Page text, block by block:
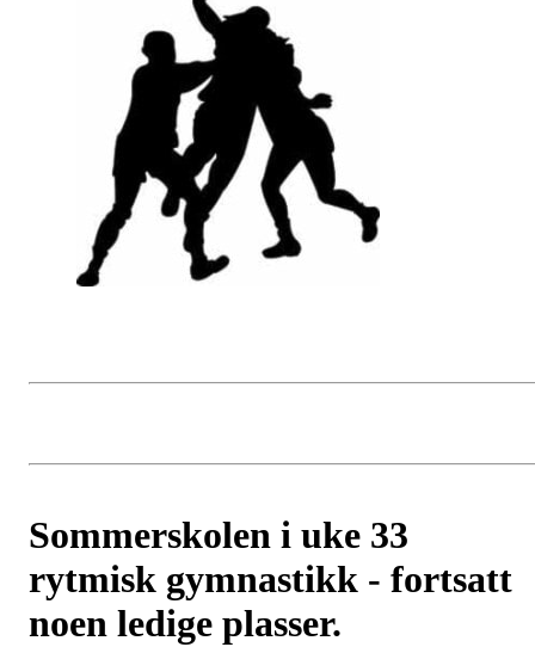
Sommerskolen i uke 33
rytmisk gymnastikk - fortsatt
noen ledige plasser.